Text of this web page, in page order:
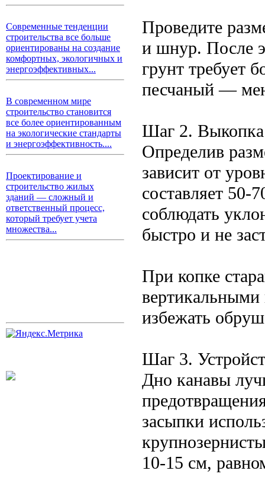
Современные тенденции
строительства все больше
ориентированы на создание
комфортных, экологичных и
энергоэффективных...
В современном мире
строительство становится
все более ориентированным
на экологические стандарты
и энергоэффективность....
Проектирование и
строительство жилых
зданий — сложный и
ответственный процесс,
который требует учета
множества...
Проведите
и шнур. После
грунт требует
песчаный —
Шаг 2.
Определив
зависит от
составляет
соблюдать
быстро и не
При копке
избежать
Шаг 3.
Дно канавы
засыпки
10-15 см,